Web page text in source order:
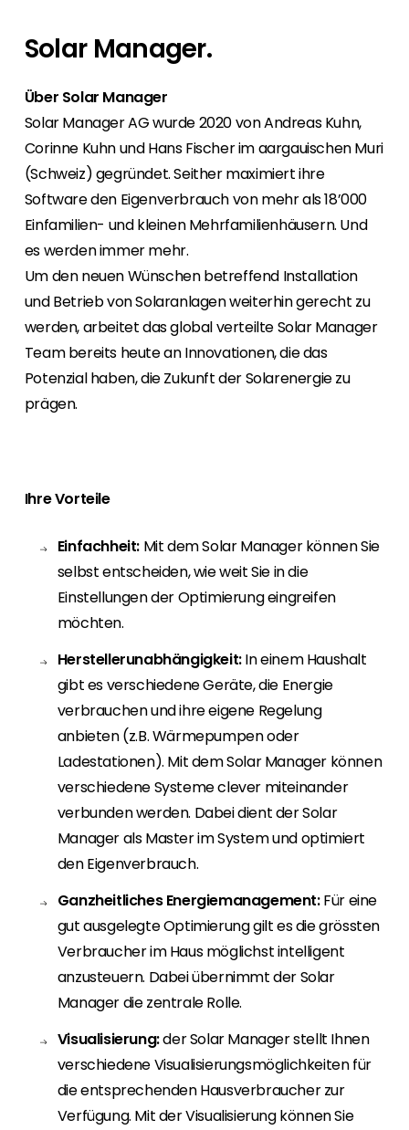
heraus, wo Sie sich uns anschließen können,
oder nutzen Sie unsere kostenlosen
persönlichen Kontakt zu allen Abteilungen und
finden ein marktgerechtes Portfolio.
Segen Team
Lernen Sie unsere PV-Experten kennen.
Kunden-Portal
Unser Kunden-Portal bietet 24/7 Live-Preise,
Produktverfügbarkeit und Dokumentation!
Blog
Bleiben Sie auf dem Laufenden mit
branchenführenden Neuigkeiten von Segen.
Hier erfahren Sie es zuerst!
Karriere
Sie suchen nach einem Job in der
Erneuerbaren Energie Branche? Dann sind Sie
Wenn Sie auf der Suche nach wichtigen
werden Sie bei uns fündig.
Sie sind ein PV-Profi? Dann werden Sie noch
heute Segen Partner und profitieren Sie von
unseren Vorteilen!
Finden Sie einen PV-Installateur in Ihrer
Region
Sie sind Privatkunde und sind auf der Suche
nach einem passenden PV-Installateur? Dann
sind Sie bei uns genau richtig.
Solar Manager.
Über Solar Manager
Solar Manager AG wurde 2020 von Andreas Kuhn,
Corinne Kuhn und Hans Fischer im aargauischen Muri
(Schweiz) gegründet. Seither maximiert ihre
Software den Eigenverbrauch von mehr als 18’000
Einfamilien- und kleinen Mehrfamilienhäusern. Und
es werden immer mehr.
Um den neuen Wünschen betreffend Installation
und Betrieb von Solaranlagen weiterhin gerecht zu
werden, arbeitet das global verteilte Solar Manager
Team bereits heute an Innovationen, die das
Potenzial haben, die Zukunft der Solarenergie zu
prägen.
Ihre Vorteile
Einfachheit: Mit dem Solar Manager können Sie
selbst entscheiden, wie weit Sie in die
Einstellungen der Optimierung eingreifen
möchten.
Herstellerunabhängigkeit:In einem Haushalt
gibt es verschiedene Geräte, die Energie
verbrauchen und ihre eigene Regelung
anbieten (z.B. Wärmepumpen oder
Ladestationen). Mit dem Solar Manager können
verschiedene Systeme clever miteinander
verbunden werden. Dabei dient der Solar
Manager als Master im System und optimiert
den Eigenverbrauch.
Ganzheitliches Energiemanagement:Für eine
gut ausgelegte Optimierung gilt es die grössten
Verbraucher im Haus möglichst intelligent
anzusteuern. Dabei übernimmt der Solar
Manager die zentrale Rolle.
Visualisierung:der Solar Manager stellt Ihnen
verschiedene Visualisierungsmöglichkeiten für
die entsprechenden Hausverbraucher zur
Verfügung. Mit der Visualisierung können Sie